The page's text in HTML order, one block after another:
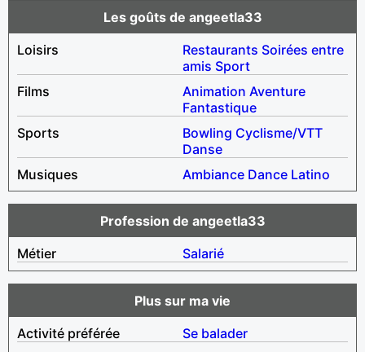
Les goûts de angeetla33
Loisirs
Restaurants Soirées entre
amis Sport
Films
Animation Aventure
Fantastique
Sports
Bowling Cyclisme/VTT
Danse
Musiques
Ambiance Dance Latino
Profession de angeetla33
Métier
Salarié
Plus sur ma vie
Activité préférée
Se balader